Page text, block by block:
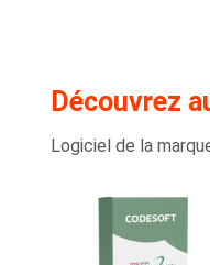
Découvrez
Logiciel de la